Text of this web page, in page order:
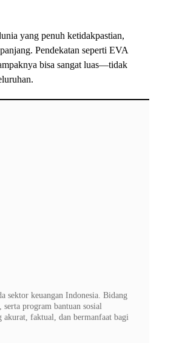
yang penuh ketidakpastian,
Pendekatan seperti EVA
bisa sangat luas—tidak
sektor keuangan Indonesia. Bidang
program bantuan sosial
faktual, dan bermanfaat bagi